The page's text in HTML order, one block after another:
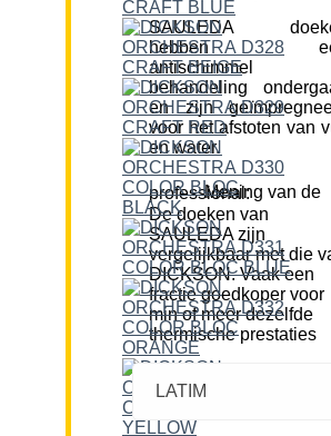
SAULEDA
hebben
antischimmel
behandeling
en zijn
voor het afstoten van
en water.
Mening van de professional:
De doeken van
SAULEDA zijn
vergelijkbaar met die
DICKSON. Vaak een
fractie goedkoper voor
min of meer dezelfde
thermische prestaties
LATIM